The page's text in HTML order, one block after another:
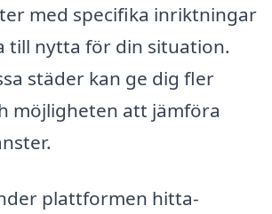
med specifika inriktningar
till nytta för din situation.
städer kan ge dig fler
möjligheten att jämföra
plattformen hitta-